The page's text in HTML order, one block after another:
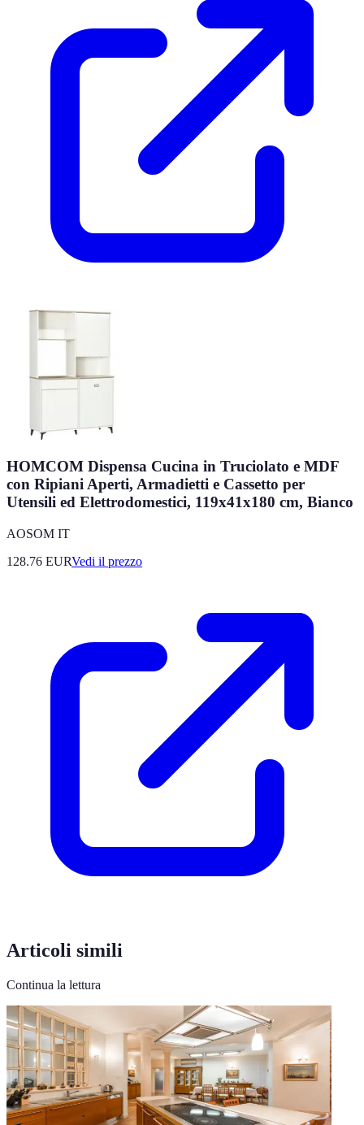
HOMCOM Dispensa Cucina in Truciolato e MDF
con Ripiani Aperti, Armadietti e Cassetto per
Utensili ed Elettrodomestici, 119x41x180 cm, Bianco
AOSOM IT
128.76 EURVedi il prezzo
Articoli simili
Continua la lettura